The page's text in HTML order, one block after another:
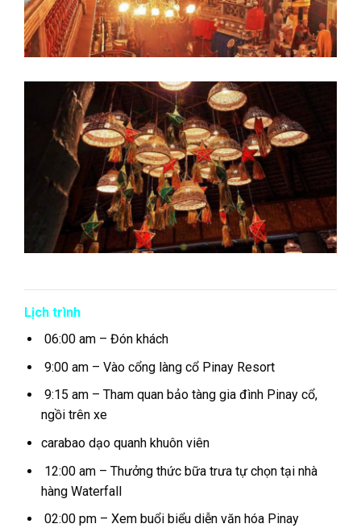
Lịch trình
06:00 am – Đón khách
9:00 am – Vào cổng làng cổ Pinay Resort
9:15 am – Tham quan bảo tàng gia đình Pinay cổ,
ngồi trên xe
carabao dạo quanh khuôn viên
12:00 am – Thưởng thức bữa trưa tự chọn tại nhà
hàng Waterfall
02:00 pm – Xem buổi biểu diễn văn hóa Pinay